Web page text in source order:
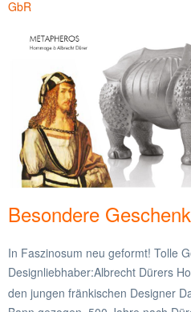
GbR
Besondere
In Faszinosum neu geformt! Tolle
Designliebhaber:Albrecht Dürers
den jungen fränkischen Designer